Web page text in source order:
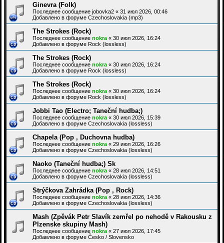
Ginevra (Folk)
Последнее сообщение jobovka2 « 31 июл 2026, 00:46
Добавлено в форуме Czechoslovakia (mp3)
The Strokes (Rock)
Последнее сообщение nokra « 30 июл 2026, 16:24
Добавлено в форуме Rock (lossless)
The Strokes (Rock)
Последнее сообщение nokra « 30 июл 2026, 16:24
Добавлено в форуме Rock (lossless)
The Strokes (Rock)
Последнее сообщение nokra « 30 июл 2026, 16:24
Добавлено в форуме Rock (lossless)
Jobbi Tao (Electro; Taneční hudba;)
Последнее сообщение nokra « 30 июл 2026, 15:39
Добавлено в форуме Czechoslovakia (lossless)
Chapela (Pop , Duchovna hudba)
Последнее сообщение nokra « 29 июл 2026, 16:26
Добавлено в форуме Czechoslovakia (lossless)
Naoko (Taneční hudba;) Sk
Последнее сообщение nokra « 28 июл 2026, 14:51
Добавлено в форуме Czechoslovakia (lossless)
Strýčkova Zahrádka (Pop , Rock)
Последнее сообщение nokra « 28 июл 2026, 14:36
Добавлено в форуме Czechoslovakia (lossless)
Mash (Zpěvák Petr Slavík zemřel po nehodě v Rakousku z
Plzenske skupiny Mash)
Последнее сообщение nokra « 27 июл 2026, 17:45
Добавлено в форуме Česko / Slovensko